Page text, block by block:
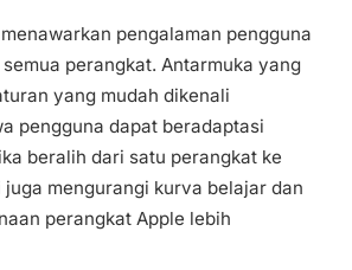
pengalaman pengguna
perangkat. Antarmuka yang
yang mudah dikenali
pengguna dapat beradaptasi
beralih dari satu perangkat ke
mengurangi kurva belajar dan
perangkat Apple lebih